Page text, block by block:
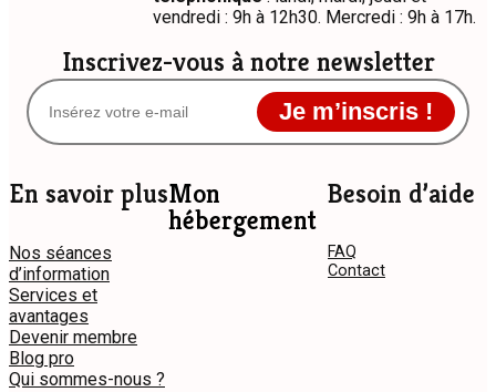
Inscrivez-vous à notre newsletter
Je m’inscris !
vendredi : 9h à 12h30. Mercredi : 9h à 17h.
En savoir plus
Nos séances
d’information
Services et
avantages
Devenir membre
Blog pro
Qui sommes-nous ?
Mon
hébergement
Besoin d’aide
FAQ
Contact